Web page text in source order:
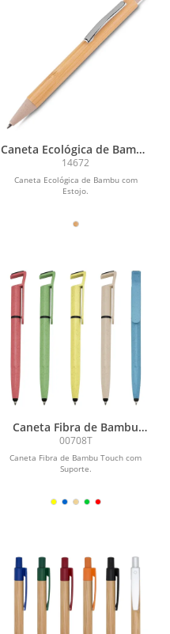
Caneta Ecológica de Bambu
com Estojo
14672
Caneta Ecológica de Bambu com
Estojo.
Caneta Fibra de Bambu
Touch com Suporte
00708T
Caneta Fibra de Bambu Touch com
Suporte.